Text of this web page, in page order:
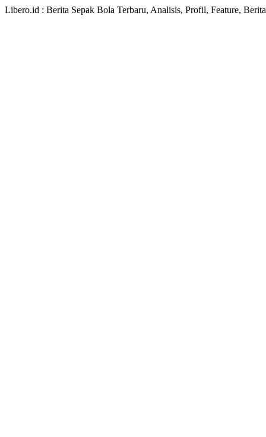
Libero.id : Berita Sepak Bola Terbaru, Analisis, Profil, Feature,